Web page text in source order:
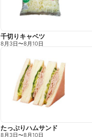
千切りキャベツ
8月3日〜8月10日
たっぷりハムサンド
8月3日〜8月10日